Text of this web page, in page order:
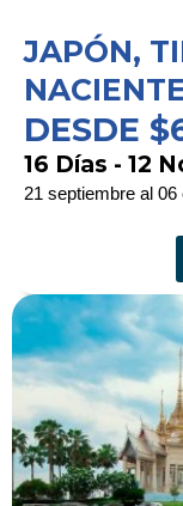
JAPÓN,
DESDE
16 Días - 12
21 septiembre al